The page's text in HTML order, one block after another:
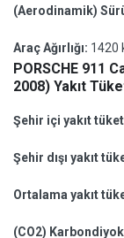
(Aerodinamik)
Araç Ağırlığı: 1420
PORSCHE 911
2008) Yakıt
Şehir içi yakıt
Şehir dışı yakıt
Ortalama yakıt
(CO2)